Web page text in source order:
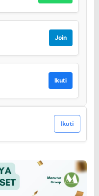
Join
Ikuti
Ikuti